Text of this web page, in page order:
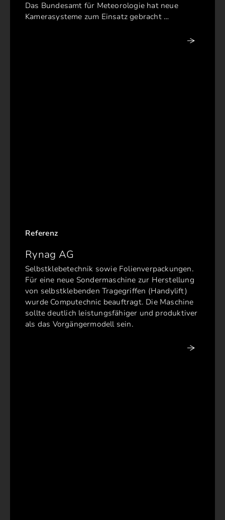
Das Bundesamt für Meteorologie hat neue
Kamerasysteme zum Einsatz gebracht …
Referenz
Rynag AG
Selbstklebetechnik sowie Folienverpackungen.
Für eine neue Sondermaschine zur Herstellung
von selbstklebenden Tragegriffen (Handylift)
wurde Computechnic beauftragt. Die Maschine
sollte deutlich leistungsfähiger und produktiver
als das Vorgängermodell sein.